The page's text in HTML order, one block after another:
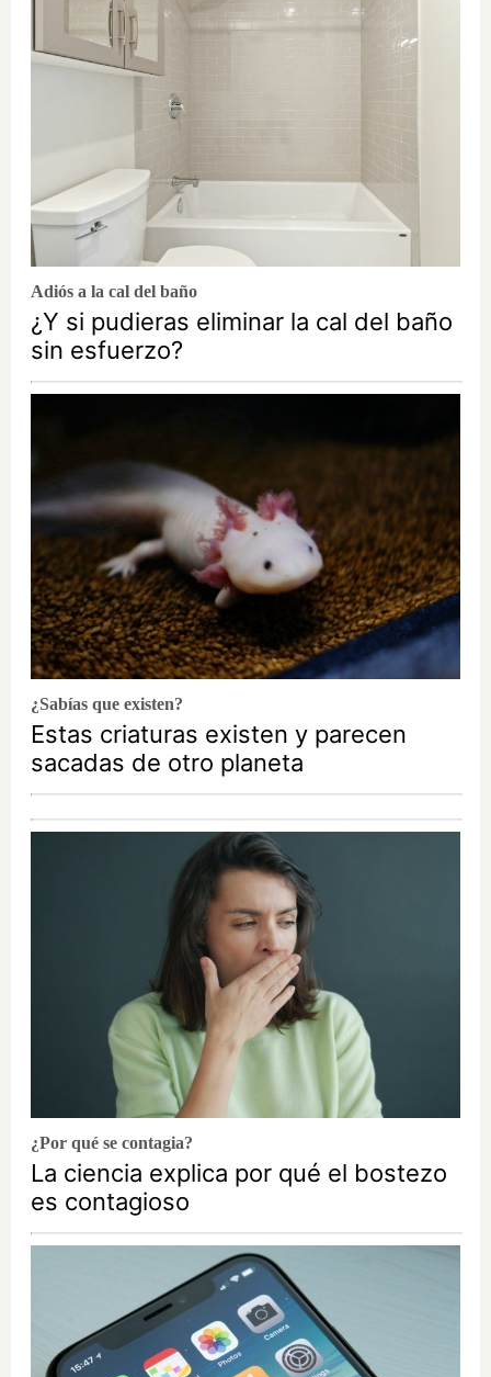
Adiós a la cal del baño
¿Y si pudieras eliminar la cal del baño
sin esfuerzo?
¿Sabías que existen?
Estas criaturas existen y parecen
sacadas de otro planeta
¿Por qué se contagia?
La ciencia explica por qué el bostezo
es contagioso